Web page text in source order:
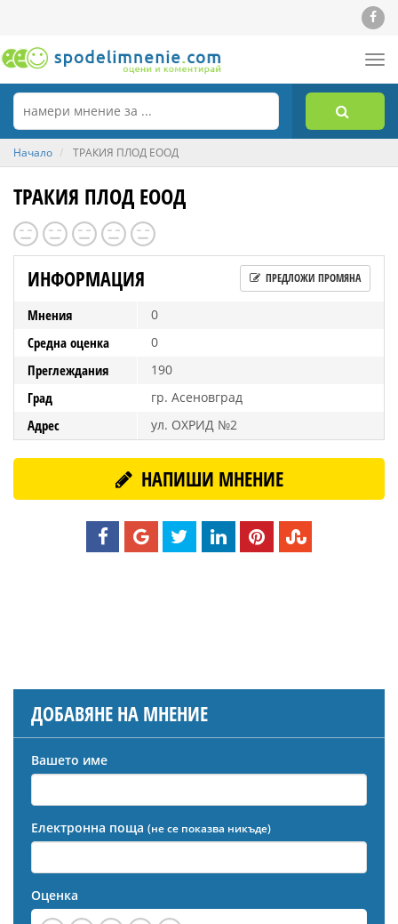
Начало ТРАКИЯ ПЛОД ЕООД
ТРАКИЯ ПЛОД ЕООД
ИНФОРМАЦИЯ ПРЕДЛОЖИ ПРОМЯНА
Мнения 0
Средна оценка 0
Преглеждания 190
Град гр. Асеновград
Адрес ул. ОХРИД №2
НАПИШИ МНЕНИЕ
ДОБАВЯНЕ НА МНЕНИЕ
Вашето име
Електронна поща (не се показва никъде)
Оценка